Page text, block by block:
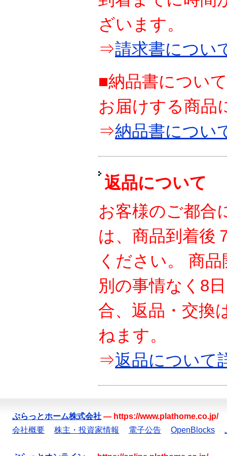
ざいます。
⇒請求書につい
■納品書について
お届けする商品
⇒納品書につい
返品について
お客様のご都合
は、商品到着後
ください。 商
別の事情なく8
合、返品・交換
ねます。
⇒返品について
ぷらっとホーム株式会社 — https://www.plathome.co.jp/
会社概要
株主・投資家情報 電子公告 OpenBlocks